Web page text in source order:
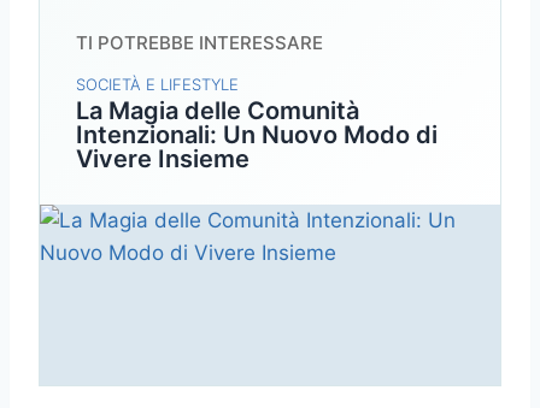
TI POTREBBE INTERESSARE
SOCIETÀ E LIFESTYLE
La Magia delle Comunità
Intenzionali: Un Nuovo Modo di
Vivere Insieme